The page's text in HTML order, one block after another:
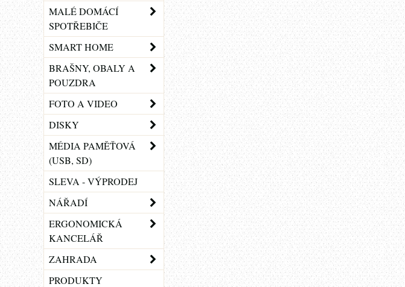
MALÉ DOMÁCÍ
SPOTŘEBIČE
SMART HOME
BRAŠNY, OBALY A
POUZDRA
FOTO A VIDEO
DISKY
MÉDIA PAMĚŤOVÁ
(USB, SD)
SLEVA - VÝPRODEJ
NÁŘADÍ
ERGONOMICKÁ
KANCELÁŘ
ZAHRADA
PRODUKTY